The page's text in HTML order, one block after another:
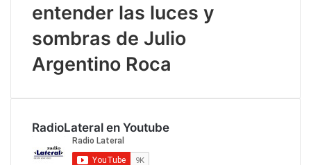
entender las luces y
sombras de Julio
Argentino Roca
RadioLateral en Youtube